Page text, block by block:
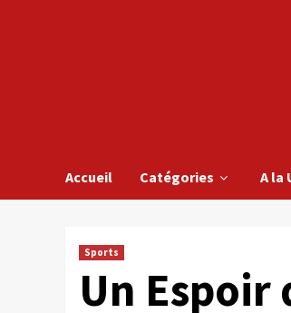
Accueil Catégories A la
Sports
Un Espoir